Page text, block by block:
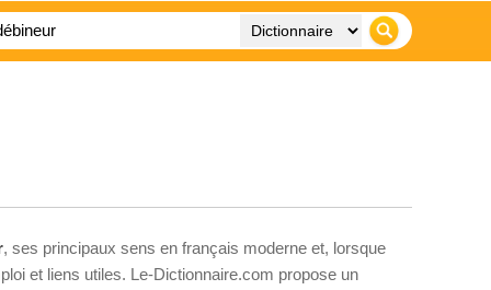
, ses principaux sens en français moderne et, lorsque
et liens utiles. Le-Dictionnaire.com propose un